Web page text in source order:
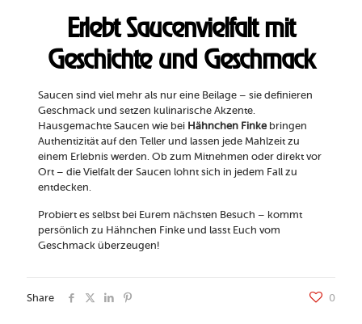
Erlebt Saucenvielfalt mit
Geschichte und Geschmack
Saucen sind viel mehr als nur eine Beilage – sie definieren
Geschmack und setzen kulinarische Akzente.
Hausgemachte Saucen wie bei Hähnchen Finkebringen
Authentizität auf den Teller und lassen jede Mahlzeit zu
einem Erlebnis werden. Ob zum Mitnehmen oder direkt vor
Ort – die Vielfalt der Saucen lohnt sich in jedem Fall zu
entdecken.
Probiert es selbst bei Eurem nächsten Besuch – kommt
persönlich zu Hähnchen Finke und lasst Euch vom
Geschmack überzeugen!
Share 0